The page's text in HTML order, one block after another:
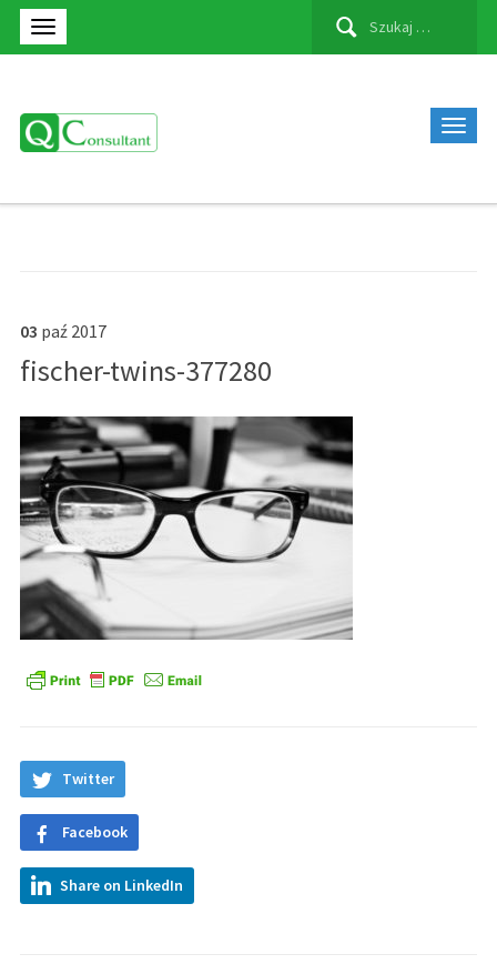
Szukaj:
03 paź 2017
fischer-twins-377280
Twitter
Facebook
Share on LinkedIn